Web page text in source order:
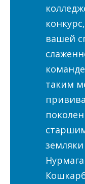
вашей
таким